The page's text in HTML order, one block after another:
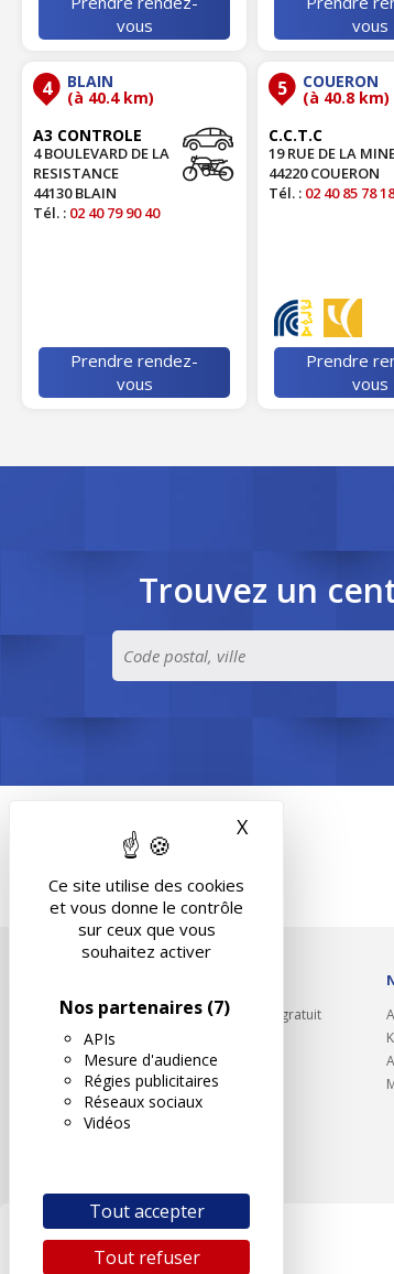
Ce site utilise des cookies
et vous donne le contrôle
sur ceux que vous
souhaitez activer
Nos partenaires (7)
APIs
Mesure d'audience
Régies publicitaires
Réseaux sociaux
Vidéos
Tout accepter
Tout refuser
X
vous
vous
4 BLAIN
(à 40.4 km)
A3 CONTROLE
4 BOULEVARD DE LA
RESISTANCE
44130 BLAIN
Tél. : 02 40 79 90 40
Prendre rendez-
vous
5 COUERON
(à 40.8 km)
C.C.T.C
19 RUE DE LA
44220 COUERON
Tél. : 02 40 85 78 18
Prendre
vous
Trouvez un
Rappel contrôle technique gratuit
Partenariats/Remises
Liens utiles
Contact
Plan du site